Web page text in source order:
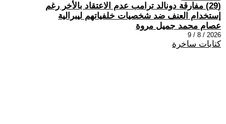
(29) مفارقة دونالد ترامب عدم الاعتقاد بالأخر رغم
إستخدام العنف ضد شخصيات خلفياتهم ليبرالية
عصام محمد جميل مروة
2026 / 8 / 9
كتابات ساخرة